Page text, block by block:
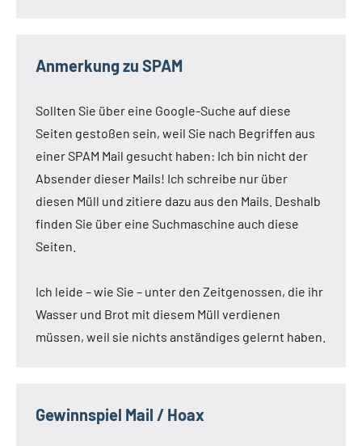
Anmerkung zu SPAM
Sollten Sie über eine Google-Suche auf diese
Seiten gestoßen sein, weil Sie nach Begriffen aus
einer SPAM Mail gesucht haben: Ich bin nicht der
Absender dieser Mails! Ich schreibe nur über
diesen Müll und zitiere dazu aus den Mails. Deshalb
finden Sie über eine Suchmaschine auch diese
Seiten.
Ich leide – wie Sie – unter den Zeitgenossen, die ihr
Wasser und Brot mit diesem Müll verdienen
müssen, weil sie nichts anständiges gelernt haben.
Gewinnspiel Mail / Hoax